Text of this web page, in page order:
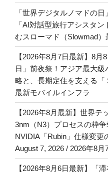
「世界デジタルノマドの
「AI対話型旅行アシスタ
むスローマド（Slowmad）
【2026年8月7日最新】8
日」前夜祭！アジア最大
略と、長期定住を支える「
最新モバイルインフラ
【2026年8月最新】世界テ
3nm（N3）プロセスの枠
NVIDIA「Rubin」仕様変更
August 7, 2026 / 2026年8月
【2026年8月6日最新】「